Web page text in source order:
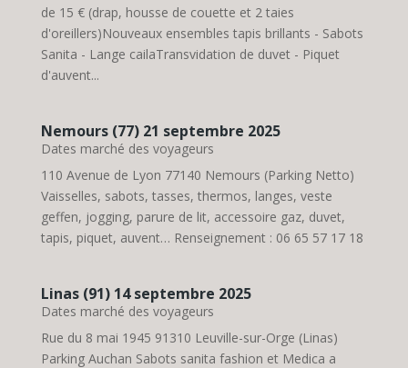
de 15 € (drap, housse de couette et 2 taies
d'oreillers)Nouveaux ensembles tapis brillants - Sabots
Sanita - Lange cailaTransvidation de duvet - Piquet
d'auvent...
Nemours (77) 21 septembre 2025
Dates marché des voyageurs
110 Avenue de Lyon 77140 Nemours (Parking Netto)
Vaisselles, sabots, tasses, thermos, langes, veste
geffen, jogging, parure de lit, accessoire gaz, duvet,
tapis, piquet, auvent… Renseignement : 06 65 57 17 18
Linas (91) 14 septembre 2025
Dates marché des voyageurs
Rue du 8 mai 1945 91310 Leuville-sur-Orge (Linas)
Parking Auchan Sabots sanita fashion et Medica a